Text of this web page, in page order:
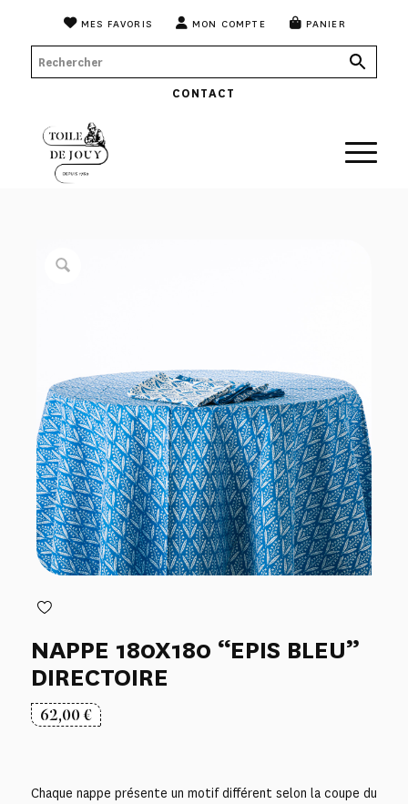
MES FAVORIS MON COMPTE PANIER
CONTACT
NAPPE 180X180 “EPIS BLEU”
DIRECTOIRE
62,00€
Chaque nappe présente un motif différent selon la coupe du